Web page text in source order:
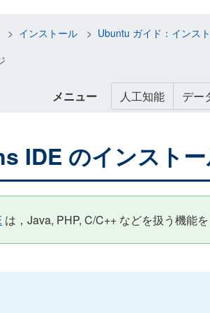
インストール
Ubuntu ガイド：インス
メニュー 人工知能 デー
IDE のインストー
は，Java, PHP, C/C++ などを扱う機能